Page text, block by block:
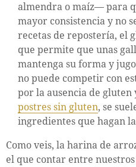
almendra o maíz— para
mayor consistencia y no
recetas de repostería, el
que permite que unas
mantenga su forma y
no puede competir con
por la ausencia de gluten
postres sin gluten, se
ingredientes que hagan
Como veis, la harina de
el que contar entre